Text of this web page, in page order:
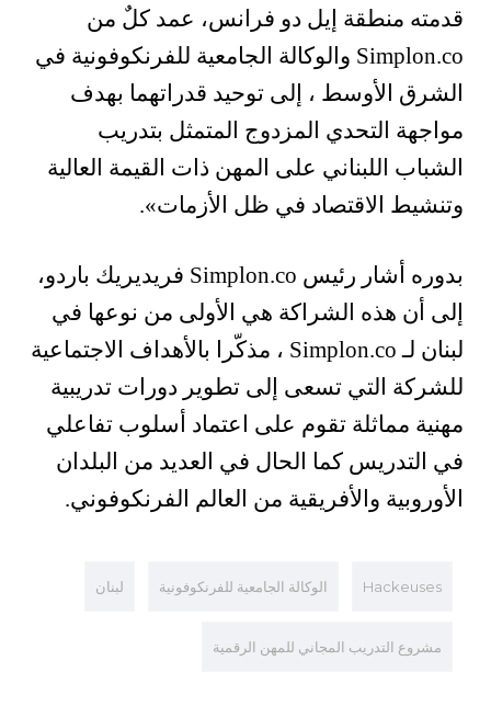
قدمته منطقة إيل دو فرانس، عمد كلٌ من
Simplon.co والوكالة الجامعية للفرنكوفونية في
الشرق الأوسط ، إلى توحيد قدراتهما بهدف
مواجهة التحدي المزدوج المتمثل بتدريب
الشباب اللبناني على المهن ذات القيمة العالية
وتنشيط الاقتصاد في ظل الأزمات».
بدوره أشار رئيس Simplon.co فريديريك باردو،
إلى أن هذه الشراكة هي الأولى من نوعها في
لبنان لـ Simplon.co ، مذكّرا بالأهداف الاجتماعية
للشركة التي تسعى إلى تطوير دورات تدريبية
مهنية مماثلة تقوم على اعتماد أسلوب تفاعلي
في التدريس كما الحال في العديد من البلدان
الأوروبية والأفريقية من العالم الفرنكوفوني.
Hackeuses الوكالة الجامعية للفرنكوفونية لبنان
مشروع التدريب المجاني للمهن الرقمية